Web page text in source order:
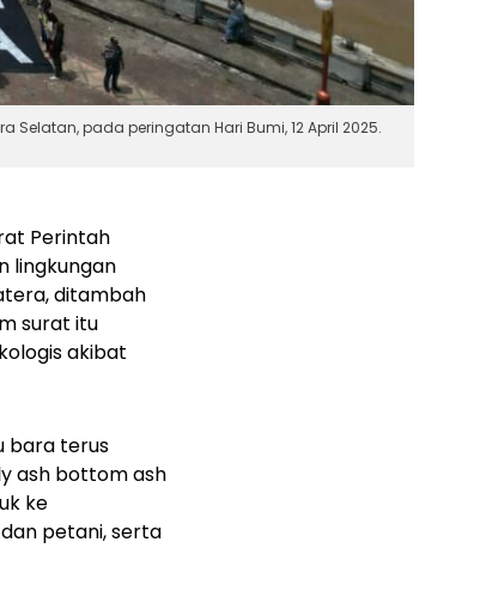
pada peringatan Hari Bumi, 12 April 2025.
Perintah
lingkungan
ditambah
surat itu
akibat
bara terus
ash bottom ash
ke
petani, serta